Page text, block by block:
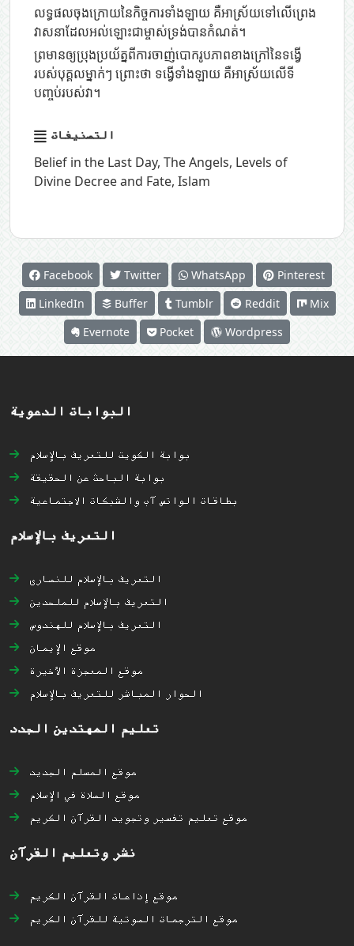
លទ្ធផលចុងក្រោយនៃកិច្ចការទាំងឡាយ គឺអាស្រ័យទៅលើព្រេង
វាសនាដែលអល់ឡោះជាម្ចាស់ទ្រង់បានកំណត់។
ព្រមានឲ្យប្រុងប្រយ័ត្នពីការចាញ់បោករូបភាពខាងក្រៅនៃទង្វើ
របស់បុគ្គលម្នាក់ៗ ព្រោះថា ទង្វើទាំងឡាយ គឺអាស្រ័យលើទី
បញ្ចប់របស់វា។
التصنيفات
Belief in the Last Day, The Angels, Levels of
Divine Decree and Fate, Islam
Facebook Twitter WhatsApp
Pinterest
LinkedIn
Buffer Tumblr Reddit
Mix
Evernote
Pocket Wordpress
البوابات الدعوية
بوابة الكويت للتعريف بالإسلام
بوابة الباحث عن الحقيقة
بطاقات الواتس آب والشبكات الاجتماعية
التعريف بالإسلام
التعريف بالإسلام للنصارى
التعريف بالإسلام للملحدين
التعريف بالإسلام للهندوس
موقع الإيمان
موقع المعجزة الأخيرة
الحوار المباشر للتعريف بالإسلام
تعليم المهتدين الجدد
موقع المسلم الجديد
موقع الصلاة في الإسلام
موقع تعليم تفسير وتجويد القرآن الكريم
نشر وتعليم القرآن
موقع إذاعات القرآن الكريم
موقع الترجمات الصوتية للقرآن الكريم